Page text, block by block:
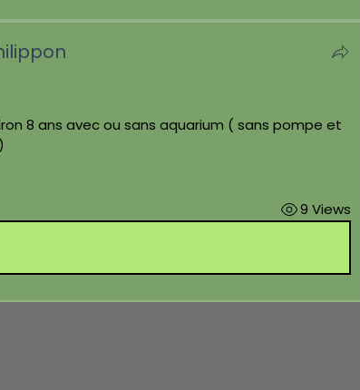
8 ans avec ou sans aquarium ( sans pompe et
9 Views